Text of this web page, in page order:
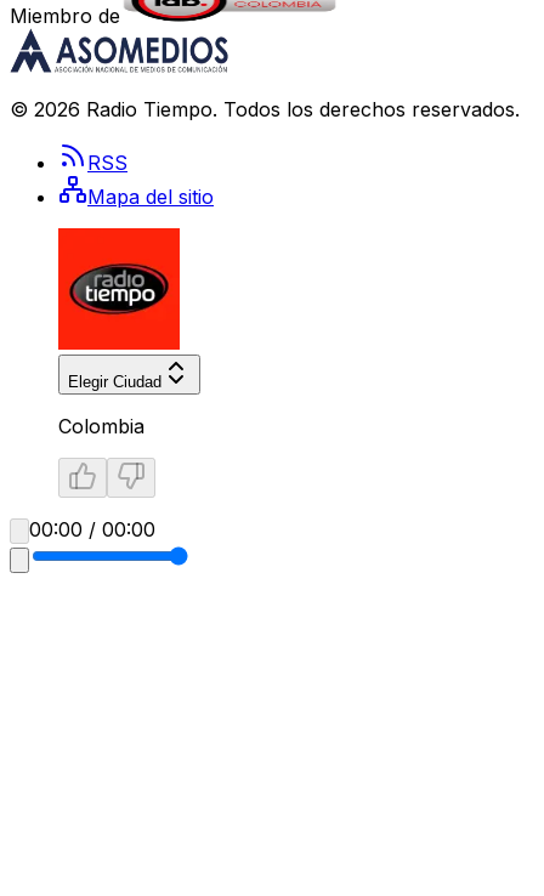
Miembro de
© 2026 Radio Tiempo. Todos los derechos reservados.
RSS
Mapa del sitio
Elegir Ciudad
Colombia
00:00 / 00:00